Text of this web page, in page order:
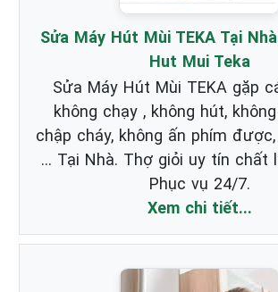
Sửa Máy Hút Mùi TEKA Tại
Hut Mui Teka
Sửa Máy Hút Mùi TEKA gặp
không chạy , không hút,
chập cháy, không ấn phím
... Tại Nhà. Thợ giỏi uy tín chất
Phục vụ 24/7.
Xem chi tiết...